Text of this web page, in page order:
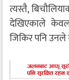
त्यस्तै,
देखिएकाले
जिकिर पनि उनले